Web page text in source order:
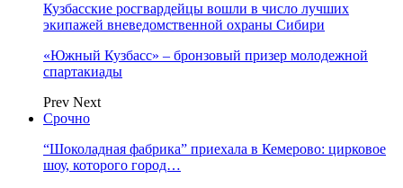
Кузбасские росгвардейцы вошли в число лучших
экипажей вневедомственной охраны Сибири
«Южный Кузбасс» – бронзовый призер молодежной
спартакиады
Prev Next
Срочно
“Шоколадная фабрика” приехала в Кемерово: цирковое
шоу, которого город…